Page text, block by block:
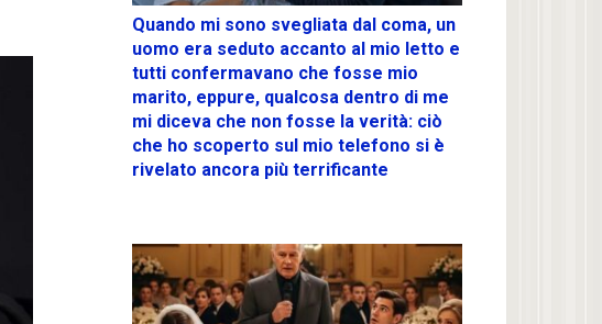
Quando mi sono svegliata dal coma, un
uomo era seduto accanto al mio letto e
tutti confermavano che fosse mio
marito, eppure, qualcosa dentro di me
mi diceva che non fosse la verità: ciò
che ho scoperto sul mio telefono si è
rivelato ancora più terrificante